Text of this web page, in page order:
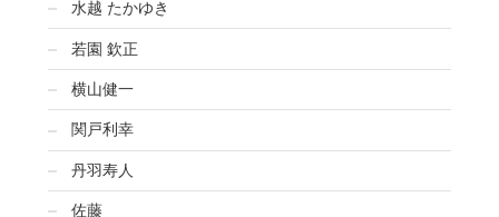
水越 たかゆき
若園 欽正
横山健一
関戸利幸
丹羽寿人
佐藤